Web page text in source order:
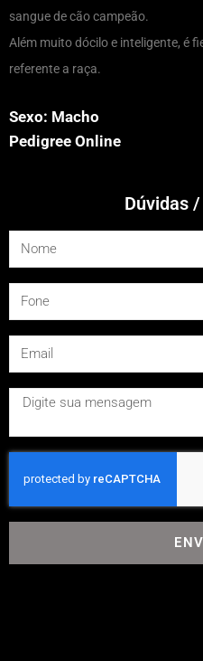
sangue de cão campeão.
Além muito dócilo e inteligente, é
referente a raça.
Sexo: Macho
Pedigree Online
Dúvidas